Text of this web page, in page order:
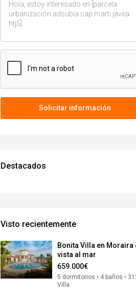
Solicitar información
Destacados
Visto recientemente
Bonita Villa en Moraira
vista al mar
659.000€
5 dormitorios • 4 baños •
Villa